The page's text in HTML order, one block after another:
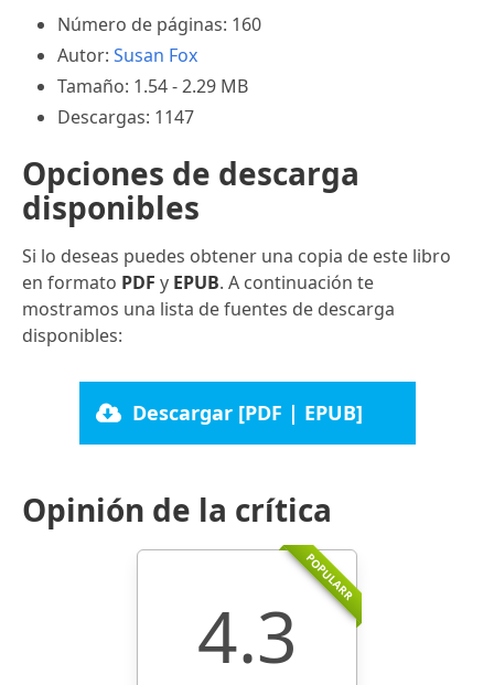
Número de páginas: 160
Autor: Susan Fox
Tamaño: 1.54 - 2.29 MB
Descargas: 1147
Opciones de descarga
disponibles
Si lo deseas puedes obtener una copia de este libro
en formato PDF y EPUB. A continuación te
mostramos una lista de fuentes de descarga
disponibles:
Descargar [PDF | EPUB]
Opinión de la crítica
POPULARR
4.3